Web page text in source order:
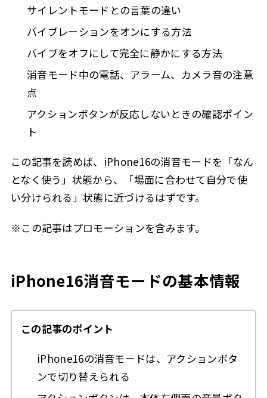
サイレントモードとの言葉の違い
バイブレーションをオンにする方法
バイブをオフにして完全に静かにする方法
消音モード中の電話、アラーム、カメラ音の注意
点
アクションボタンが反応しないときの確認ポイン
ト
この記事を読めば、iPhone16の消音モードを「なん
となく使う」状態から、「場面に合わせて自分で使
い分けられる」状態に近づけるはずです。
※この記事はプロモーションを含みます。
iPhone16消音モードの基本情報
この記事のポイント
iPhone16の消音モードは、アクションボタ
ンで切り替えられる
4.10.8
Q. アクションボタンを押しても消音になりませ
ん。なぜですか？
4.10.9
Q. 消音モードの状態はどこで確認できますか？
4.10.10
Q. 完全に無音にしたいときはどうすればいいで
すか？